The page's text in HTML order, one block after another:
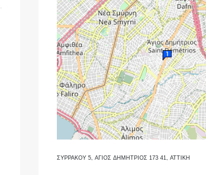
ΣΥΡΡΑΚΟΥ 5, ΑΓΙΟΣ ΔΗΜΗΤΡΙΟΣ 173 41, ΑΤΤΙΚΗ